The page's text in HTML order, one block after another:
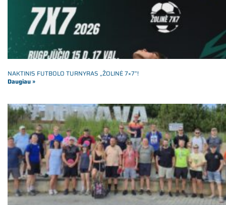
NAKTINIS FUTBOLO TURNYRAS „ŽOLINĖ 7×7”!
Daugiau »